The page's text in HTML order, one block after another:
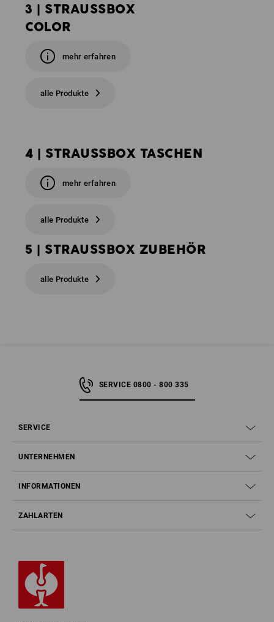
3 | STRAUSSBOX
COLOR
mehr erfahren
alle Produkte
4 | STRAUSSBOX TASCHEN
mehr erfahren
alle Produkte
5 | STRAUSSBOX ZUBEHÖR
alle Produkte
SERVICE 0800 - 800 335
SERVICE
UNTERNEHMEN
INFORMATIONEN
ZAHLARTEN